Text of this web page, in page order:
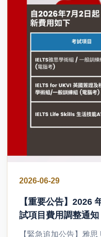
2026-06-29
【重要公告】2026
試項目費用調整通知
【緊急追加公告】雅